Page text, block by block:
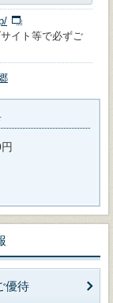
イト等で必ずご
優待